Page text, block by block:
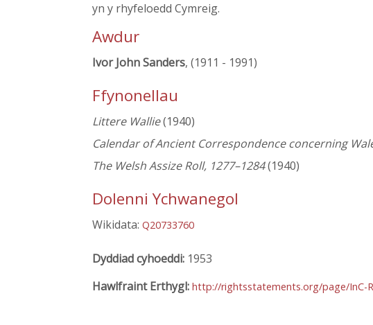
yn y rhyfeloedd Cymreig.
Awdur
Ivor John Sanders, (1911 - 1991)
Ffynonellau
Littere Wallie(1940)
Calendar of Ancient Correspondence concerning
The Welsh Assize Roll, 1277–1284(1940)
Dolenni Ychwanegol
Wikidata: Q20733760
Dyddiad cyhoeddi: 1953
Hawlfraint Erthygl: http://rightsstatements.org/page/InC-